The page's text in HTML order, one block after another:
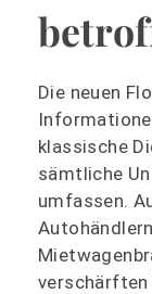
Die neuen
klassische
sämtliche
umfassen.
verschärften